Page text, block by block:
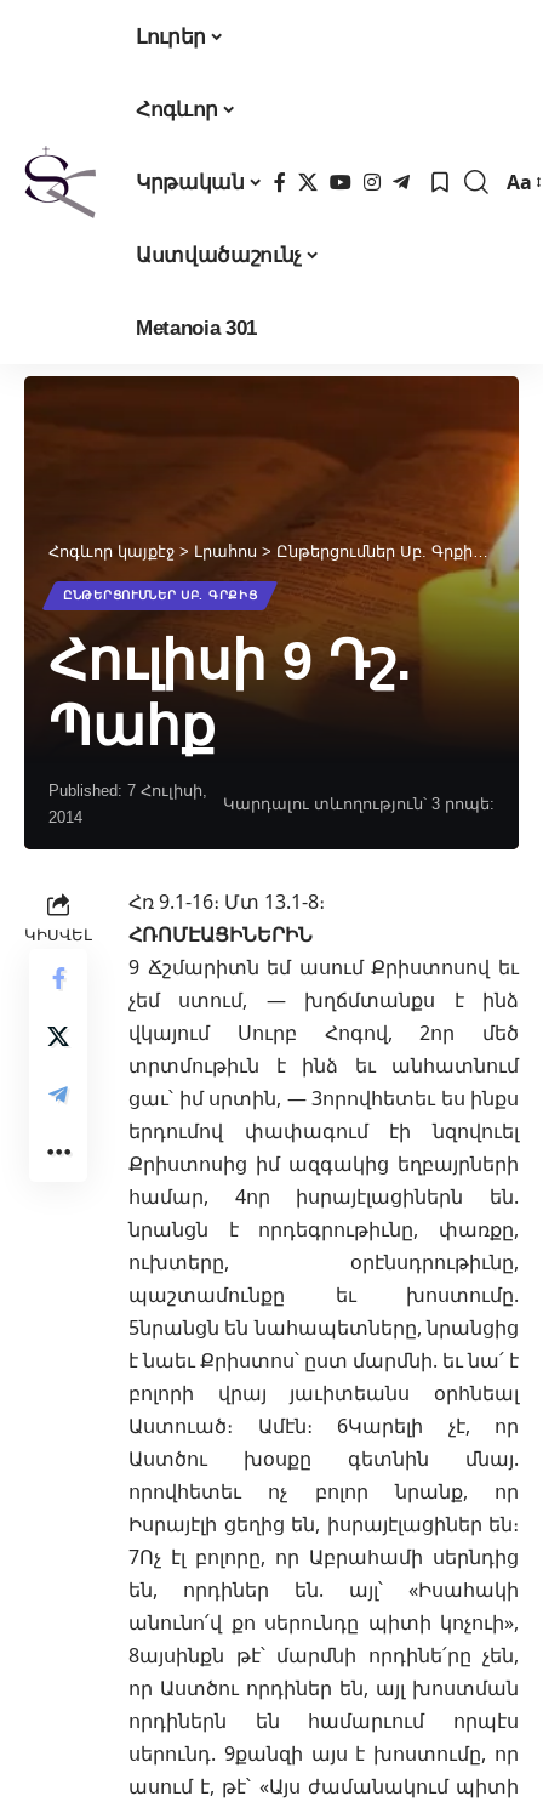
Լուրեր
Հոգևոր
Կրթական
Աստվածաշունչ
Metanoia 301
Aa
Հոգևոր կայքէջ > Լրահոս > Ընթերցումներ Սբ. Գրքից >
ԸՆԹԵՐՑՈՒՄՆԵՐ ՍԲ. ԳՐՔԻՑ
Հուլիսի 9 Դշ.
Պահք
Published: 7 Հուլիսի,
2014
Կարդալու տևողություն՝ 3 րոպե:
ԿԻՍՎԵԼ
Հռ 9.1‐16։ Մտ 13.1‐8։
ՀՌՈՄԷԱՑԻՆԵՐԻՆ
9 Ճշմարիտն եմ ասում Քրիստոսով եւ
չեմ ստում, — խղճմտանքս է ինձ
վկայում Սուրբ Հոգով, 2որ մեծ
տրտմութիւն է ինձ եւ անհատնում
ցաւ՝ իմ սրտին, — 3որովհետեւ ես ինքս
երդումով փափագում էի նզովուել
Քրիստոսից իմ ազգակից եղբայրների
համար, 4որ իսրայէլացիներն են.
նրանցն է որդեգրութիւնը, փառքը,
ուխտերը, օրէնսդրութիւնը,
պաշտամունքը եւ խոստումը.
5նրանցն են նահապետները, նրանցից
է նաեւ Քրիստոս՝ ըստ մարմնի. եւ նա՛ է
բոլորի վրայ յաւիտեանս օրհնեալ
Աստուած։ Ամէն։ 6Կարելի չէ, որ
Աստծու խօսքը գետնին մնայ.
որովհետեւ ոչ բոլոր նրանք, որ
Իսրայէլի ցեղից են, իսրայէլացիներ են։
7Ոչ էլ բոլորը, որ Աբրահամի սերնդից
են, որդիներ են. այլ՝ «Իսահակի
անունո՛վ քո սերունդը պիտի կոչուի»,
8այսինքն թէ՝ մարմնի որդինե՛րը չեն,
որ Աստծու որդիներ են, այլ խոստման
որդիներն են համարւում որպէս
սերունդ. 9քանզի այս է խոստումը, որ
ասում է, թէ՝ «Այս ժամանակում պիտի